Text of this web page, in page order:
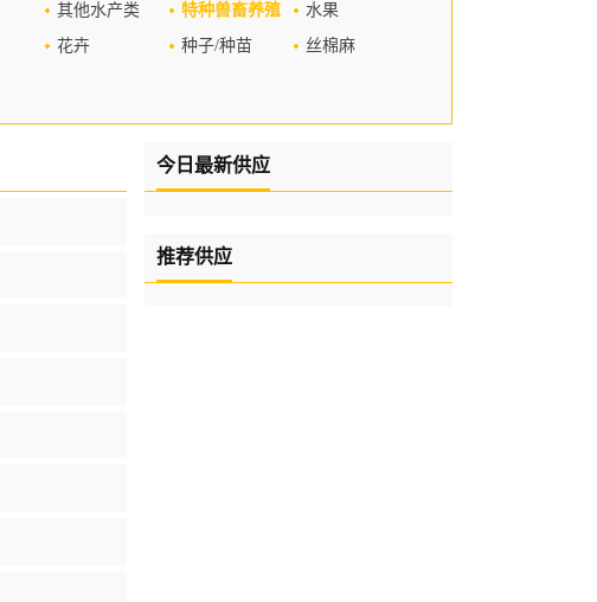
其他水产类 特种兽畜养殖
水果
花卉 种子/种苗
丝棉麻
今日最新供应
推荐供应